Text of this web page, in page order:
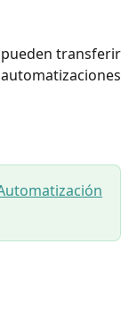
transferir